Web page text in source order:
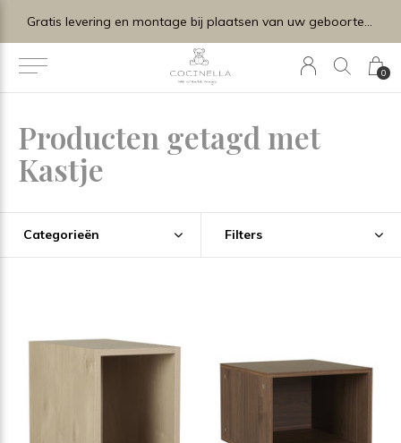
0
Gratis levering en montage bij plaatsen van uw geboortelijstje.
Producten getagd met
Kastje
Categorieën Filters